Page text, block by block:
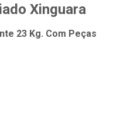
Xinguara
23 Kg. Com Peças